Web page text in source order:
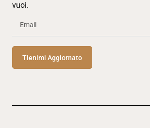
vuoi.
Tienimi Aggiornato